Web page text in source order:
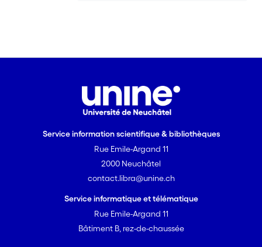
Service information scientifique & bibliothèques
Rue Emile-Argand 11
2000 Neuchâtel
contact.libra@unine.ch
Service informatique et télématique
Rue Emile-Argand 11
Bâtiment B, rez-de-chaussée